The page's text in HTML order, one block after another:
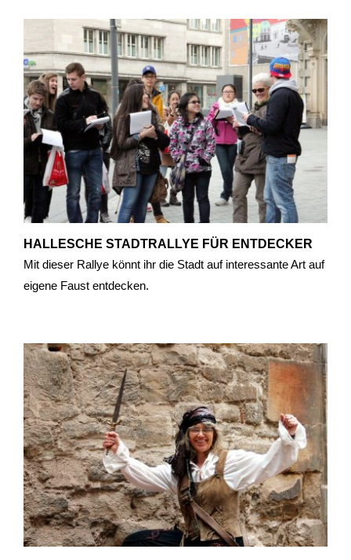
HALLESCHE STADTRALLYE FÜR ENTDECKER
Mit dieser Rallye könnt ihr die Stadt auf interessante Art auf
eigene Faust entdecken.